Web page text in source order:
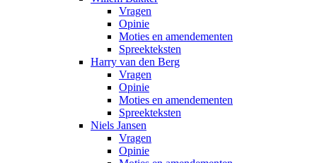
Vragen
Opinie
Moties en amendementen
Spreekteksten
Harry van den Berg
Vragen
Opinie
Moties en amendementen
Spreekteksten
Niels Jansen
Vragen
Opinie